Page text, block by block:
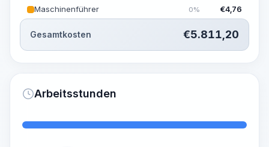
Maschinenführer 0% €4,76
Gesamtkosten €5.811,20
Arbeitsstunden